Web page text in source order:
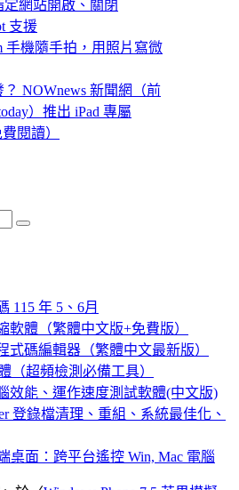
定網站開啟、關閉
支援
手機隨手拍，用照片寫微
？ NOWnews 新聞網（前
）推出 iPad 專屬
閱讀）
Search
115 年 5、6月
軟體（繁體中文版+免費版）
式碼編輯器（繁體中文最新版）
（超頻檢測必備工具）
效能、運作速度測試軟體(中文版)
登錄檔清理、重組、系統最佳化、
桌面：跨平台遙控 Win, Mac 電腦